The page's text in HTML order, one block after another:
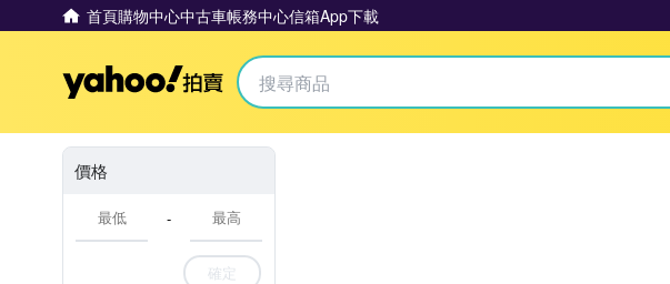
首頁購物中心中古車帳務中心信箱App下載
Yahoo拍賣
價格
-
確定